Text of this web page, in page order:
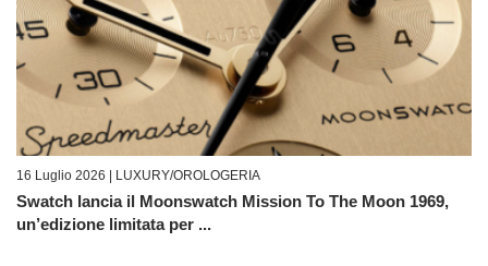
16 Luglio 2026 | LUXURY/OROLOGERIA
Swatch lancia il Moonswatch Mission To The Moon 1969,
un’edizione limitata per ...